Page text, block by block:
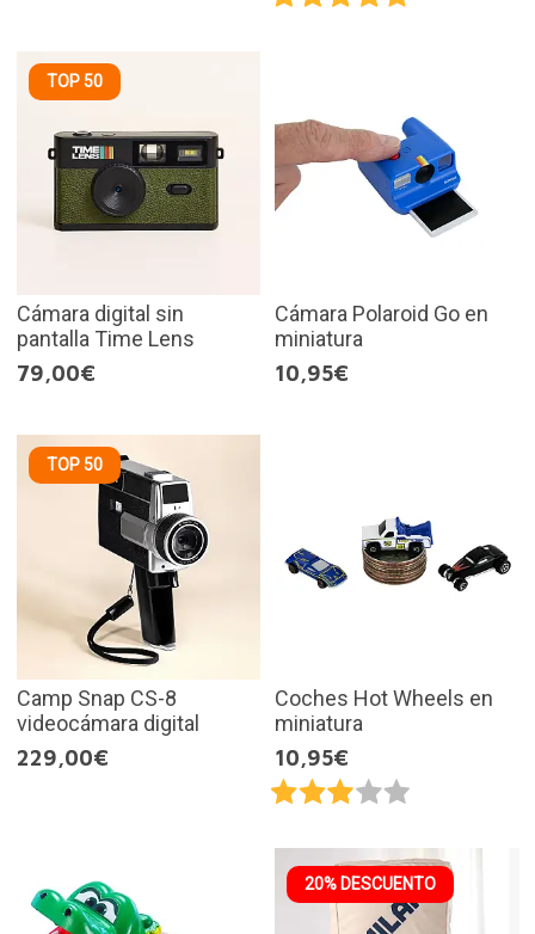
TOP 50
Cámara digital sin
pantalla Time Lens
79,00€
Cámara Polaroid Go en
miniatura
10,95€
TOP 50
Camp Snap CS-8
videocámara digital
229,00€
Coches Hot Wheels en
miniatura
10,95€
20% DESCUENTO